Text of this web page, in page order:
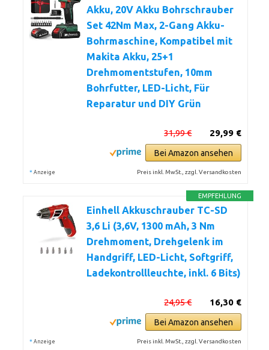
Akku, 20V Akku Bohrschrauber
Set 42Nm Max, 2-Gang Akku-
Bohrmaschine, Kompatibel mit
Makita Akku, 25+1
Drehmomentstufen, 10mm
Bohrfutter, LED-Licht, Für
Reparatur und DIY Grün
29,99 €
31,99 €
Bei Amazon ansehen
* Anzeige Preis inkl. MwSt., zzgl. Versandkosten
EMPFEHLUNG
Einhell Akkuschrauber TC-SD
3,6 Li (3,6V, 1300 mAh, 3 Nm
Drehmoment, Drehgelenk im
Handgriff, LED-Licht, Softgriff,
Ladekontrollleuchte, inkl. 6 Bits)
16,30 €
24,95 €
Bei Amazon ansehen
* Anzeige Preis inkl. MwSt., zzgl. Versandkosten